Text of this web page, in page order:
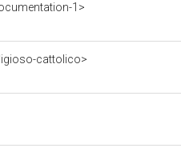
1>
cattolico>